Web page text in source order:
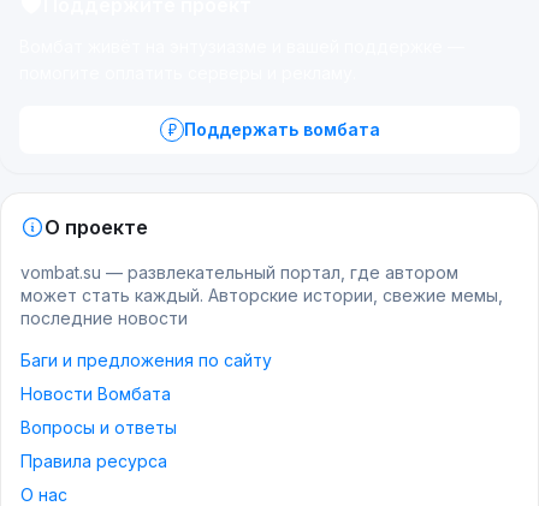
Поддержать вомбата
О проекте
vombat.su — развлекательный портал, где автором
может стать каждый. Авторские истории, свежие мемы,
последние новости
Баги и предложения по сайту
Новости Вомбата
Вопросы и ответы
Правила ресурса
О нас